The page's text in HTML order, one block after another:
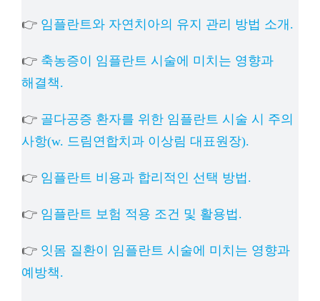
👉 임플란트와 자연치아의 유지 관리 방법 소개.
👉 축농증이 임플란트 시술에 미치는 영향과
해결책.
👉 골다공증 환자를 위한 임플란트 시술 시 주의
사항(w. 드림연합치과 이상림 대표원장).
👉 임플란트 비용과 합리적인 선택 방법.
👉 임플란트 보험 적용 조건 및 활용법.
👉 잇몸 질환이 임플란트 시술에 미치는 영향과
예방책.